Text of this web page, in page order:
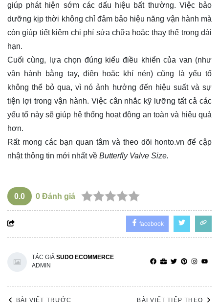
giúp phát hiện sớm các dấu hiệu bất thường. Việc bảo
dưỡng kịp thời không chỉ đảm bảo hiệu năng vận hành mà
còn giúp tiết kiệm chi phí sửa chữa hoặc thay thế trong dài
hạn.
Cuối cùng, lựa chọn đúng kiểu điều khiển của van (như
vận hành bằng tay, điện hoặc khí nén) cũng là yếu tố
không thể bỏ qua, vì nó ảnh hưởng đến hiệu suất và sự
tiện lợi trong vận hành. Việc cân nhắc kỹ lưỡng tất cả các
yếu tố này sẽ giúp hệ thống hoạt động an toàn và hiệu quả
hơn.
Rất mong các bạn quan tâm và theo dõi honto.vn để cập
nhật thông tin mới nhất về Butterfly Valve Size.
0.0 0 Đánh giá
facebook
TÁC GIẢ SUDO ECOMMERCE
ADMIN
BÀI VIẾT TRƯỚC BÀI VIẾT TIẾP THEO